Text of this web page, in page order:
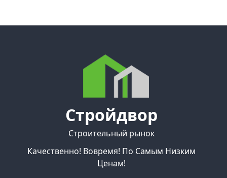
Стройдвор
Строительный рынок
Качественно! Вовремя! По Самым Низким
Ценам!